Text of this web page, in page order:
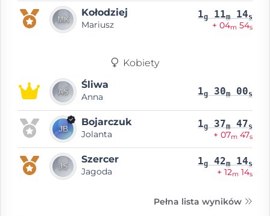
Kołodziej
Mariusz
1g 11m 14s
+ 04m 54s
Kobiety
Śliwa
Anna 1g 30m 00s
Bojarczuk
Jolanta
1g 37m 47s
+ 07m 47s
Szercer
Jagoda
1g 42m 14s
+ 12m 14s
Pełna lista wyników